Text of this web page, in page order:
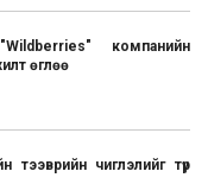
компанийн
өглөө
тээврийн чиглэлийг түр